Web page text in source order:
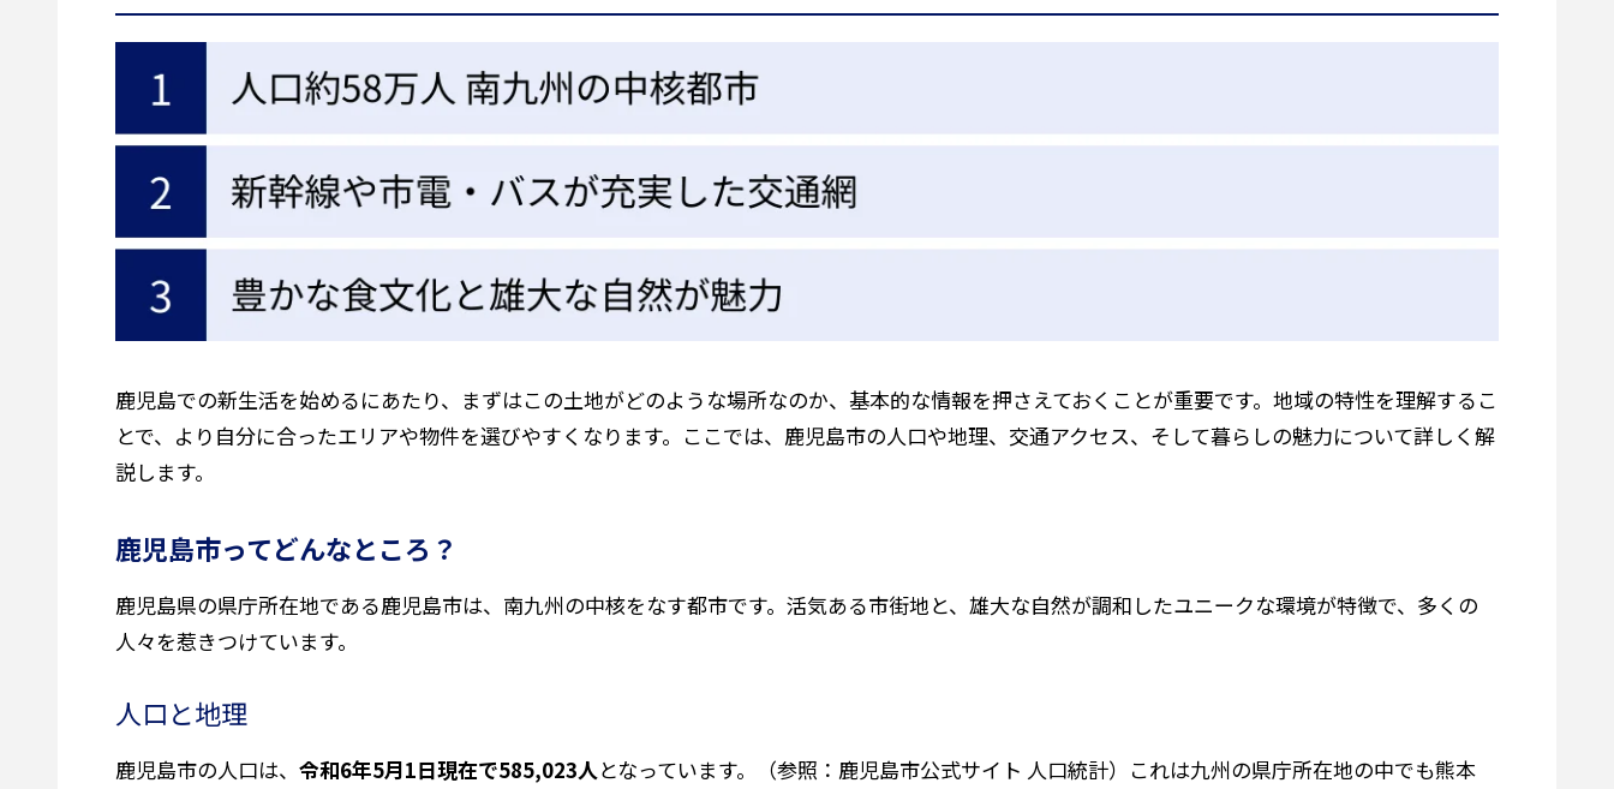
鹿児島での新生活を始めるにあたり、まずはこの土地がどのような場所なのか、基本的な情報を押さえておくことが重要です。地域の特性を理解するこ
とで、より自分に合ったエリアや物件を選びやすくなります。ここでは、鹿児島市の人口や地理、交通アクセス、そして暮らしの魅力について詳しく解
説します。
鹿児島市ってどんなところ？
鹿児島県の県庁所在地である鹿児島市は、南九州の中核をなす都市です。活気ある市街地と、雄大な自然が調和したユニークな環境が特徴で、多くの
人々を惹きつけています。
人口と地理
鹿児島市の人口は、 令和6年5月1日現在で585,023人となっています。（参照：鹿児島市公式サイト 人口統計）これは九州の県庁所在地の中でも熊本